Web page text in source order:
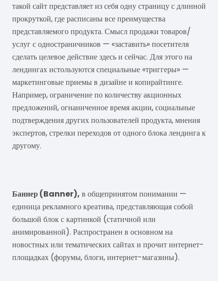
такой сайт представляет из себя одну страницу с длинной
прокруткой, где расписаны все преимущества
представляемого продукта. Смысл продажи товаров/
услуг с одностраничников — «заставить» посетителя
сделать целевое действие здесь и сейчас. Для этого на
лендингах истользуются специальные «триггеры» —
маркетинговые приемы в дизайне и копирайтинге.
Например, ограничение по количеству акционных
предложений, огнаниченное время акции, социальные
подтверждения других пользователей продукта, мнения
экспертов, стрелки переходов от одного блока лендинга к
другому.
Баннер (Banner), в общепринятом понимании —
единица рекламного креатива, представляющая собой
большой блок с картинкой (статичной или
анимированной). Распространен в основном на
новостных или тематических сайтах и прочит интернет-
площадках (форумы, блоги, интернет-магазины).